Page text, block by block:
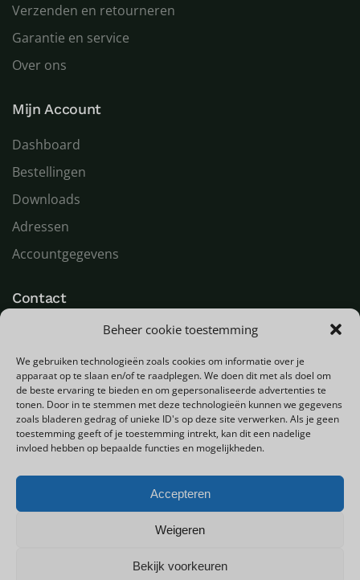
Beheer cookie toestemming
We gebruiken technologieën zoals cookies om informatie over je
apparaat op te slaan en/of te raadplegen. We doen dit met als doel om
de beste ervaring te bieden en om gepersonaliseerde advertenties te
tonen. Door in te stemmen met deze technologieën kunnen we gegevens
zoals bladeren gedrag of unieke ID's op deze site verwerken. Als je geen
toestemming geeft of je toestemming intrekt, kan dit een nadelige
invloed hebben op bepaalde functies en mogelijkheden.
Accepteren
Weigeren
Bekijk voorkeuren
Verzenden en retourneren
Garantie en service
Over ons
Mijn Account
Dashboard
Bestellingen
Downloads
Adressen
Accountgegevens
Contact
9482 WR Tynaarlo
Nederland
T+31 (0) 592 580000
Einfo@ledgoeroe.nl
Copyright © 2025 - Alle rechten voorbehouden